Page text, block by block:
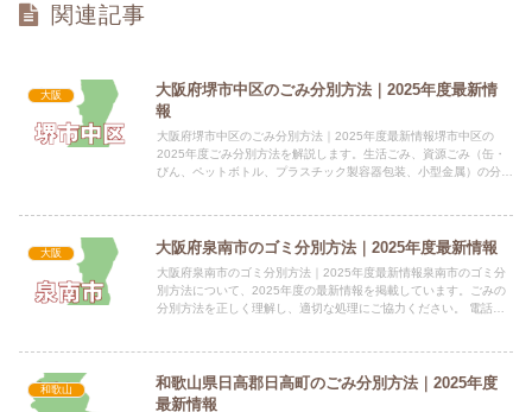
関連記事
大阪
大阪府堺市中区のごみ分別方法｜2025年度最新情
報
大阪府堺市中区のごみ分別方法｜2025年度最新情報堺市中区の
2025年度ごみ分別方法を解説します。生活ごみ、資源ごみ（缶・
びん、ペットボトル、プラスチック製容器包装、小型金属）の分別
大阪 大阪府泉南市のゴミ分別方法｜2025年度最新情報
大阪府泉南市のゴミ分別方法｜2025年度最新情報泉南市のゴミ分
別方法について、2025年度の最新情報を掲載しています。ごみの
分別方法を正しく理解し、適切な処理にご協力ください。 電話番
和歌山
和歌山県日高郡日高町のごみ分別方法｜2025年度
最新情報